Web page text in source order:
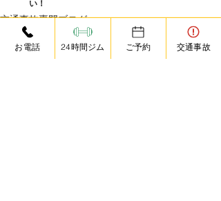
い！
交通事故専門ブログ
お電話 24時間ジム ご予約 交通事故